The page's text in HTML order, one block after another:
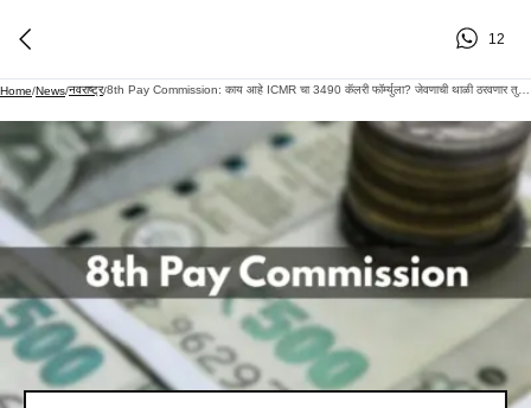
12
Home/News/नवराष्ट्र/